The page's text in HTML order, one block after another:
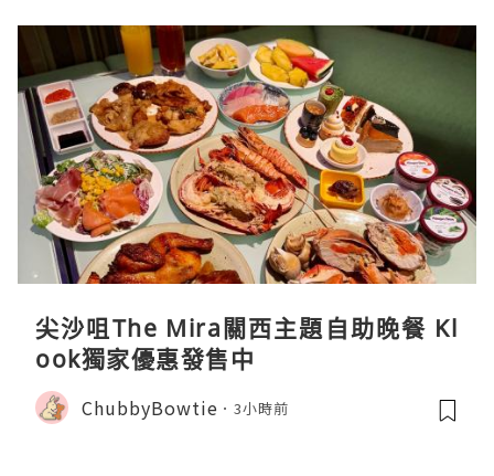
尖沙咀The Mira關西主題自助晚餐 Kl
ook獨家優惠發售中
ChubbyBowtie 3小時前